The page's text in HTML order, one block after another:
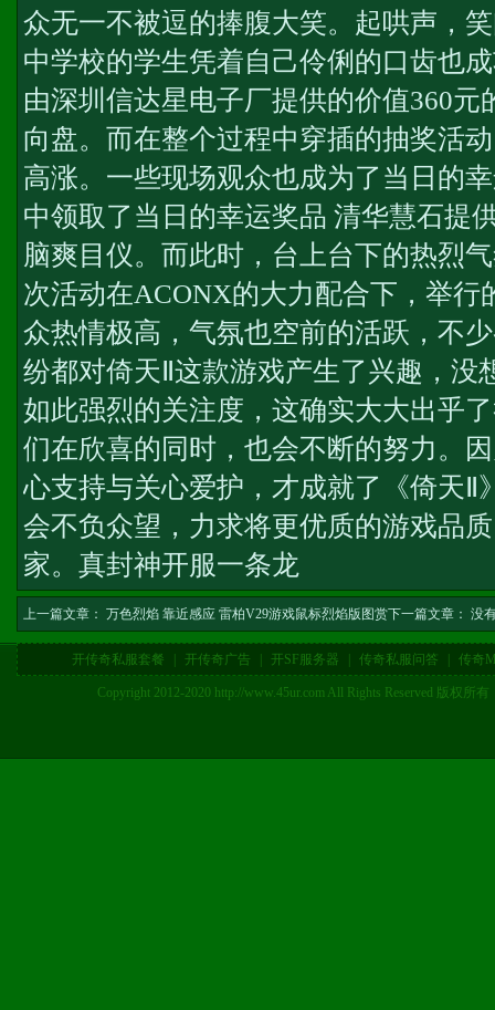
众无一不被逗的捧腹大笑。起哄声，
中学校的学生凭着自己伶俐的口齿也
由深圳信达星电子厂提供的价值360
向盘。而在整个过程中穿插的抽奖活
高涨。一些现场观众也成为了当日的
中领取了当日的幸运奖品 清华慧石提
脑爽目仪。而此时，台上台下的热烈
次活动在ACONX的大力配合下，举行
众热情极高，气氛也空前的活跃，不
纷都对倚天Ⅱ这款游戏产生了兴趣，没
如此强烈的关注度，这确实大大出乎
们在欣喜的同时，也会不断的努力。
心支持与关心爱护，才成就了《倚天Ⅱ
会不负众望，力求将更优质的游戏品
家。 真封神开服一条龙
上一篇文章： 万色烈焰 靠近感应 雷柏V29游戏鼠标烈焰版图赏下一篇文章： 没
开传奇私服套餐 开传奇广告 开SF服务器 传奇私服问答 传奇
Copyright 2012-2020 http://www.45ur.com All Rights Reserved 版权